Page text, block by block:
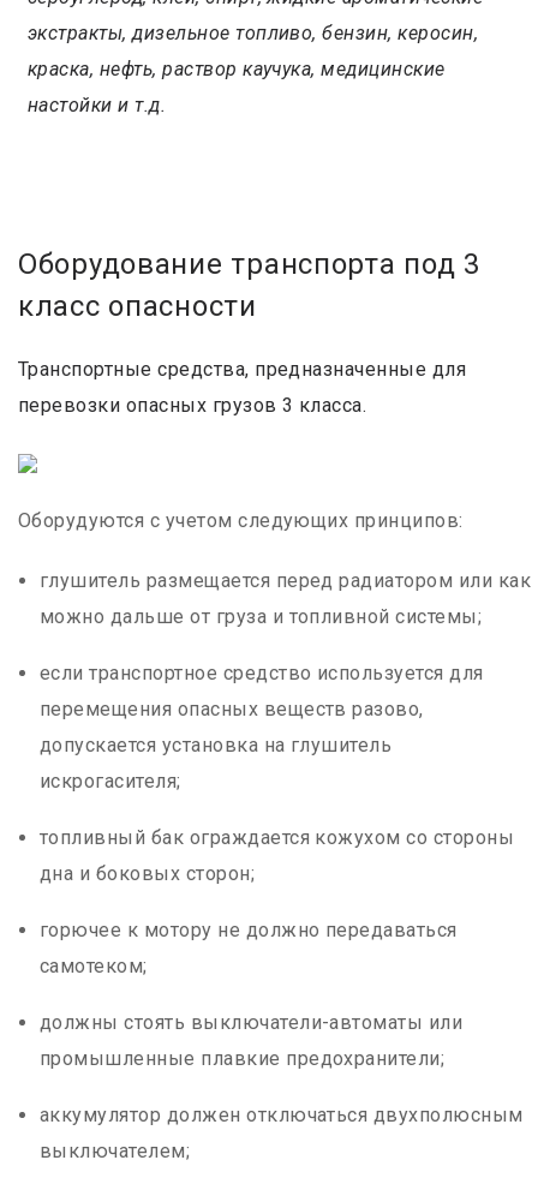
экстракты, дизельное топливо, бензин, керосин,
краска, нефть, раствор каучука, медицинские
настойки и т.д.
Оборудование транспорта под 3
класс опасности
Транспортные средства, предназначенные для
перевозки опасных грузов 3 класса.
Оборудуются с учетом следующих принципов:
глушитель размещается перед радиатором или как
можно дальше от груза и топливной системы;
если транспортное средство используется для
перемещения опасных веществ разово,
допускается установка на глушитель
искрогасителя;
топливный бак ограждается кожухом со стороны
дна и боковых сторон;
горючее к мотору не должно передаваться
самотеком;
должны стоять выключатели-автоматы или
промышленные плавкие предохранители;
аккумулятор должен отключаться двухполюсным
выключателем;